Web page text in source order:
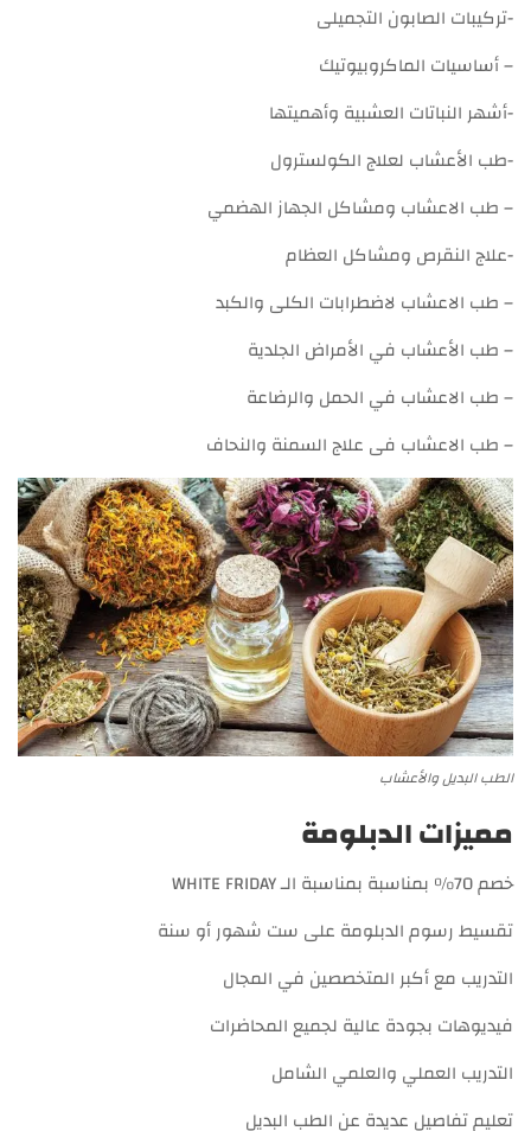
-تركيبات الصابون التجميلى
– أساسيات الماكروبيوتيك
-أشهر النباتات العشبية وأهميتها
-طب الأعشاب لعلاج الكولسترول
– طب الاعشاب ومشاكل الجهاز الهضمي
-علاج النقرص ومشاكل العظام
– طب الاعشاب لاضطرابات الكلى والكبد
– طب الأعشاب في الأمراض الجلدية
– طب الاعشاب في الحمل والرضاعة
– طب الاعشاب فى علاج السمنة والنحاف
الطب البديل والأعشاب
مميزات الدبلومة
خصم 70% بمناسبة بمناسبة الـ WHITE FRIDAY
تقسيط رسوم الدبلومة على ست شهور أو سنة
التدريب مع أكبر المتخصصين في المجال
فيديوهات بجودة عالية لجميع المحاضرات
التدريب العملي والعلمي الشامل
تعليم تفاصيل عديدة عن الطب البديل